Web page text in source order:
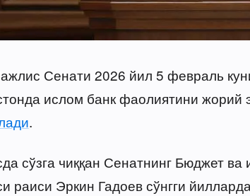
Сенати 2026 йил 5 февраль
ислом банк фаолиятини жорий
.
сўзга чиққан Сенатнинг Бюджет
раиси Эркин Гадоев сўнгги